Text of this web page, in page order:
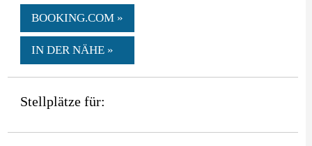
BOOKING.COM »
IN DER NÄHE »
Stellplätze für: